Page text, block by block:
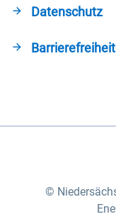
Datenschutz
Barrierefreiheit